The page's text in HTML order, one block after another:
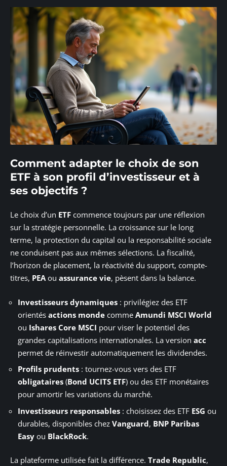
Comment adapter le choix de son
ETF à son profil d’investisseur et à
ses objectifs ?
Le choix d’un ETF commence toujours par une réflexion
sur la stratégie personnelle. La croissance sur le long
terme, la protection du capital ou la responsabilité sociale
ne conduisent pas aux mêmes sélections. La fiscalité,
l’horizon de placement, la réactivité du support, compte-
titres, PEAou assurance vie, pèsent dans la balance.
Investisseurs dynamiques : privilégiez des ETF
orientés actions monde comme Amundi MSCI World
ou Ishares Core MSCI pour viser le potentiel des
grandes capitalisations internationales. La version acc
permet de réinvestir automatiquement les dividendes.
Profils prudents : tournez-vous vers des ETF
obligataires (Bond UCITS ETF) ou des ETF monétaires
pour amortir les variations du marché.
Investisseurs responsables : choisissez des ETF ESG ou
durables, disponibles chez Vanguard, BNP Paribas
Easy ou BlackRock.
La plateforme utilisée fait la différence. Trade Republic,